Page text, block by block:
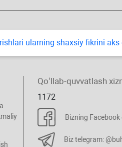
ularning shaхsiy fikrini
Qoʻllab-quvvatlash
1172
Bizning
Biz telegram: